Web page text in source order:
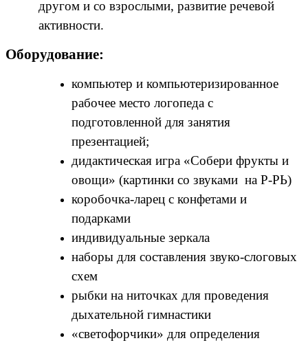
другом и со взрослыми, развитие речевой
активности.
Оборудование:
компьютер и компьютеризированное
рабочее место логопеда с
подготовленной для занятия
презентацией;
дидактическая игра «Собери фрукты и
овощи» (картинки со звуками на Р-РЬ)
коробочка-ларец с конфетами и
подарками
индивидуальные зеркала
наборы для составления звуко-слоговых
схем
рыбки на ниточках для проведения
дыхательной гимнастики
«светофорчики» для определения